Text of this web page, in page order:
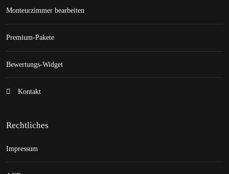
Monteurzimmer bearbeiten
Premium-Pakete
Bewertungs-Widget
Kontakt
Rechtliches
Impressum